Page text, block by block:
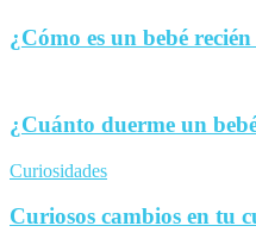
¿Cómo es un bebé
¿Cuánto duerme un
Curiosidades
Curiosos cambios en tu